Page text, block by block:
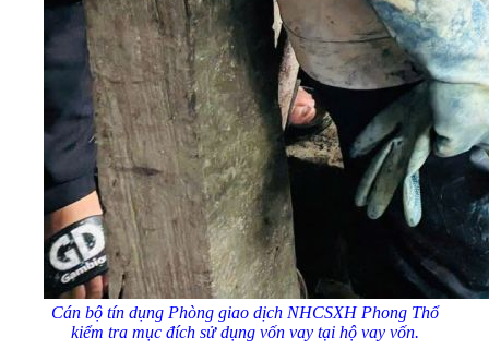
Cán bộ tín dụng Phòng giao dịch NHCSXH Phong Thổ
kiểm tra mục đích sử dụng vốn vay tại hộ vay vốn.